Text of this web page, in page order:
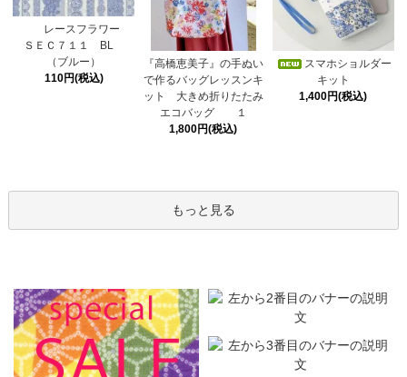
レースフラワー
ＳＥＣ７１１ BL
（ブルー）
110円(税込)
『高橋恵美子』の手ぬい
で作るバッグレッスンキ
ット 大きめ折りたたみ
エコバッグ １
1,800円(税込)
スマホショルダー
キット
1,400円(税込)
もっと見る